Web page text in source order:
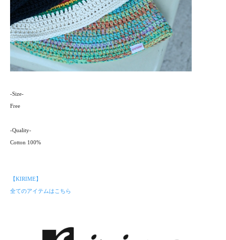
-Size-
Free
-Quality-
Cotton 100%
【KIRIME】
全てのアイテムはこちら